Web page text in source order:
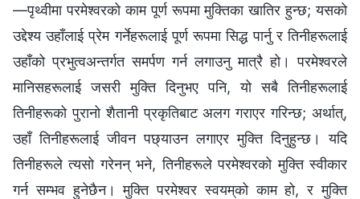
—पृथ्वीमा परमेश्‍वरको काम पूर्ण रूपमा मुक्तिका खातिर हुन्छ; यसको
उद्देश्य उहाँलाई प्रेम गर्नेहरूलाई पूर्ण रूपमा सिद्ध पार्नु र तिनीहरूलाई
उहाँको प्रभुत्वअन्तर्गत समर्पण गर्न लगाउनु मात्रै हो। परमेश्‍वरले
मानिसहरूलाई जसरी मुक्ति दिनुभए पनि, यो सबै तिनीहरूलाई
तिनीहरूको पुरानो शैतानी प्रकृतिबाट अलग गराएर गरिन्छ; अर्थात्,
उहाँ तिनीहरूलाई जीवन पछ्याउन लगाएर मुक्ति दिनुहुन्छ। यदि
तिनीहरूले त्यसो गरेनन् भने, तिनीहरूले परमेश्‍वरको मुक्ति स्वीकार
गर्न सम्भव हुनेछैन। मुक्ति परमेश्‍वर स्वयम्‌को काम हो, र मुक्ति